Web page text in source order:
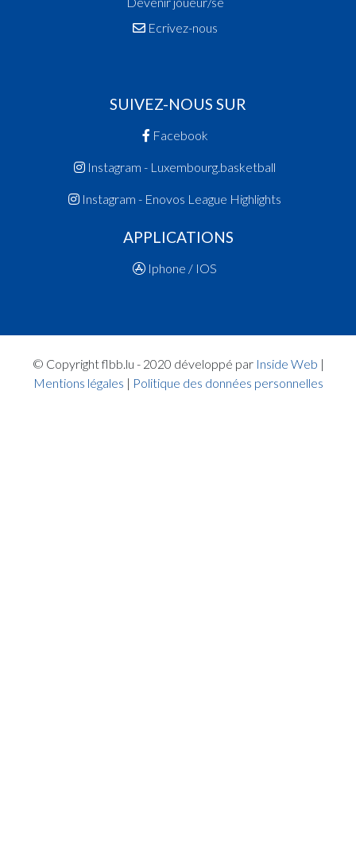
Ecrivez-nous
SUIVEZ-NOUS SUR
Facebook
Instagram - Luxembourg.basketball
Instagram - Enovos League Highlights
APPLICATIONS
Iphone / IOS
© Copyright flbb.lu - 2020 développé par Inside Web |
Mentions légales | Politique des données personnelles